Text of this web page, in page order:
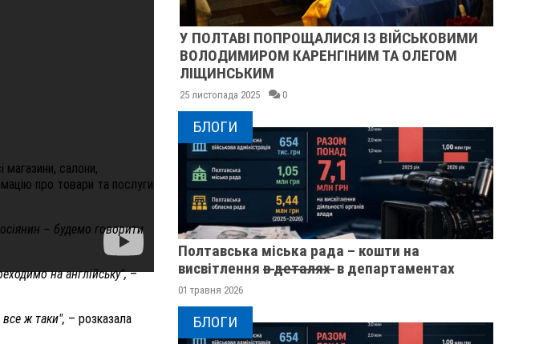
салони,
про товари та послуги
– будемо говорити
на англійську",–
ж таки", – розказала
НА ВІЙНІ,
У ПОЛТАВІ ПОПРОЩАЛИСЯ ІЗ ВІЙСЬКОВИМИ
ВОЛОДИМИРОМ КАРЕНГІНИМ ТА ОЛЕГОМ
ЛІЩИНСЬКИМ
25 листопада 2025 0
БЛОГИ
Полтавська міська рада – кошти на
висвітлення в̶ ̶д̶е̶т̶а̶л̶я̶х̶ ̶ в департаментах
01 травня 2026
БЛОГИ